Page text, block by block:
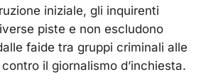
iniziale, gli inquirenti
piste e non escludono
faide tra gruppi criminali alle
il giornalismo d’inchiesta.